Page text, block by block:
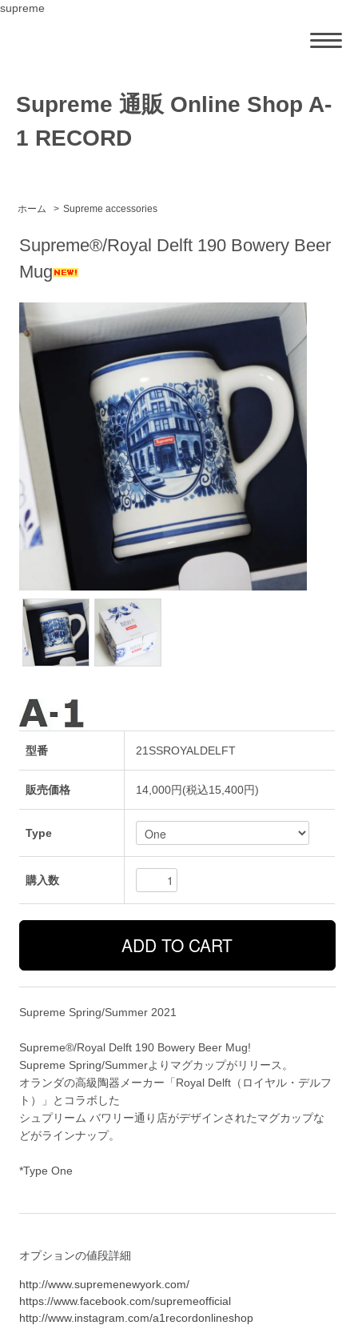
supreme
Supreme 通販 Online Shop A-
1 RECORD
ホーム > Supreme accessories
Supreme®/Royal Delft 190 Bowery Beer
Mug
型番 21SSROYALDELFT
販売価格 14,000円(税込15,400円)
Type
購入数
Supreme Spring/Summer 2021
Supreme®/Royal Delft 190 Bowery Beer Mug!
Supreme Spring/Summerよりマグカップがリリース。
オランダの高級陶器メーカー「Royal Delft（ロイヤル・デルフ
ト）」とコラボした
シュプリーム バワリー通り店がデザインされたマグカップな
どがラインナップ。
*Type One
オプションの値段詳細
http://www.supremenewyork.com/
https://www.facebook.com/supremeofficial
http://www.instagram.com/a1recordonlineshop